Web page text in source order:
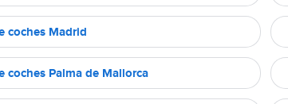
coches Madrid
coches Palma de Mallorca